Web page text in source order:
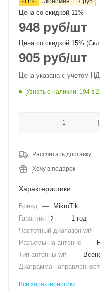
Цена со скидкой 11%
948 руб/шт
Цена со скидкой 15%
905 руб/шт
Цена указана с учетом
Узнать о наличии: 194 в
Рассчитать доставку
Хочу в подарок
Характеристики
Бренд —
MikroTik
Гарантия
? —
1 год
Частотный диапазон wifi
Разъемы на антенне —
Тип антенны wifi
—
Диаграмма
Все характеристики